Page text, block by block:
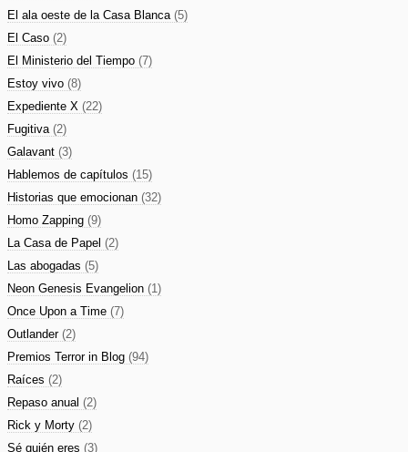
El ala oeste de la Casa Blanca (5)
El Caso (2)
El Ministerio del Tiempo (7)
Estoy vivo (8)
Expediente X (22)
Fugitiva (2)
Galavant (3)
Hablemos de capítulos (15)
Historias que emocionan (32)
Homo Zapping (9)
La Casa de Papel (2)
Las abogadas (5)
Neon Genesis Evangelion (1)
Once Upon a Time (7)
Outlander (2)
Premios Terror in Blog (94)
Raíces (2)
Repaso anual (2)
Rick y Morty (2)
Sé quién eres (3)